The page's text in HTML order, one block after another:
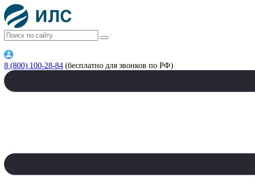
8 (800) 100-28-84 (бесплатно для звонков по РФ)